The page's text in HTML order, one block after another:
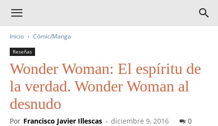
Inicio Cómic/Manga
Reseñas
Wonder Woman: El espíritu de
la verdad. Wonder Woman al
desnudo
Por Francisco Javier Illescas - diciembre 9, 2016 0